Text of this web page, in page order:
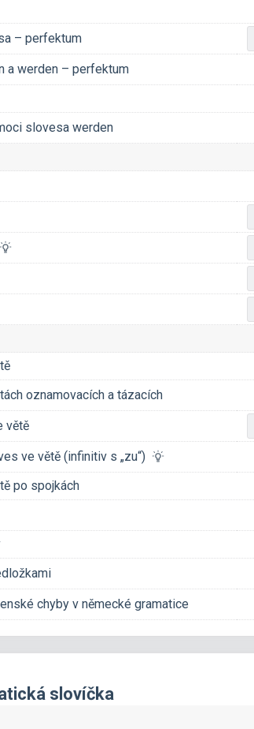
– perfektum
a werden – perfektum
slovesa werden
oznamovacích a tázacích
větě
ve větě (infinitiv s „zu“)
po spojkách
chyby v německé gramatice
slovíčka